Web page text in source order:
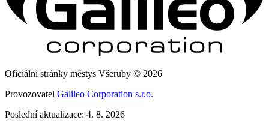
Oficiální stránky městys Všeruby © 2026
Provozovatel Galileo Corporation s.r.o.
Poslední aktualizace: 4. 8. 2026